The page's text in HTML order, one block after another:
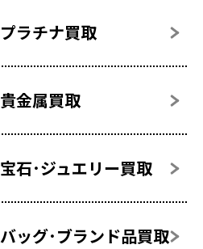
プラチナ買取
貴金属買取
宝石･ジュエリー買取
バッグ･ブランド品買取